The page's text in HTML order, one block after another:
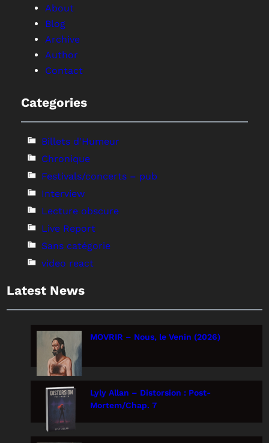
About
Blog
Archive
Author
Contact
Categories
Billets d'Humeur
Chronique
Festivals/concerts – pub
Interview
Lecture obscure
Live Report
Sans catégorie
video react
Latest News
MOVRIR – Nous, le Venin (2026)
Lyly Allan – Distorsion : Post-
Mortem/Chap. 7